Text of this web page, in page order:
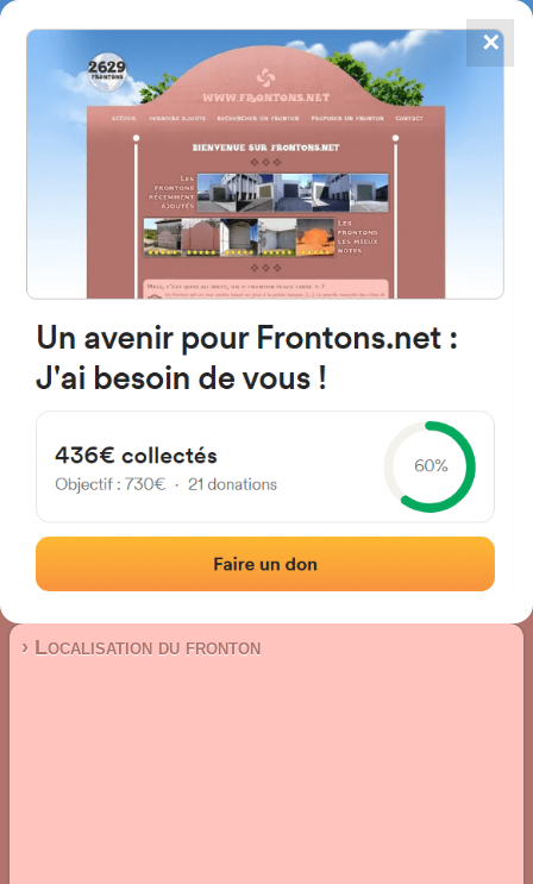
FRONTONS.NET
RECHERCHER UN FRONTON
PROPOSER UN FRONTON
4867
frontons
42180 Los Villares de Soria,
Lugar Barrio Bajero 7D
Fronton mur à gauche
Localisation|Photos|Commentaires et avis
› Localisation du fronton
✕